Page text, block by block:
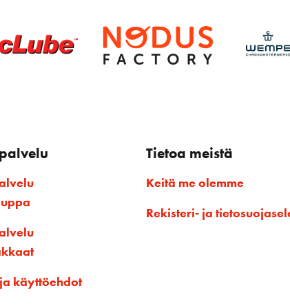
käyttöehdot
Tietoa meistä
Keitä me olemme
Rekisteri- ja